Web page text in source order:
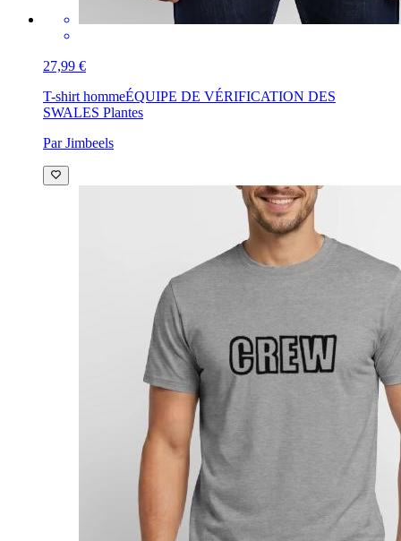
27,99 €
T-shirt hommeÉQUIPE DE VÉRIFICATION DES
SWALES Plantes
Par Jimbeels